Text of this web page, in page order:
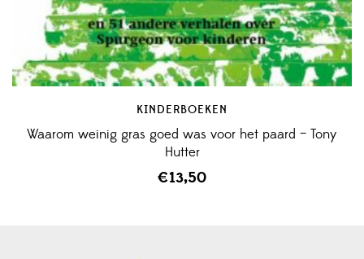
KINDERBOEKEN
Waarom weinig gras goed was voor het paard – Tony
Hutter
€13,50